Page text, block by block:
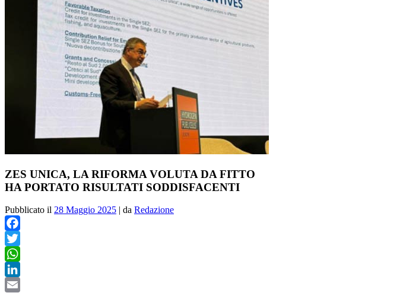
ZES UNICA, LA RIFORMA VOLUTA DA FITTO
HA PORTATO RISULTATI SODDISFACENTI
Pubblicato il 28 Maggio 2025 | da Redazione
Facebook
Twitter
WhatsApp
LinkedIn